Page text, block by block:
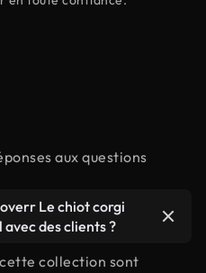
aux questions
Le chiot corgi
des clients ?
collection sont